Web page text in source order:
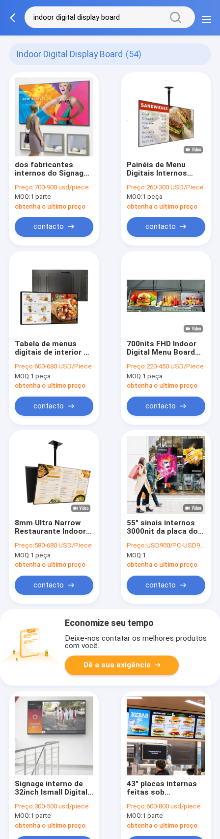
Indoor Digital Display Board (54)
dos fabricantes
internos do Signage
interna da indicação
digital Digitas
Preço:700-900 usd/piece
MOQ:1 parte
obtenha o ultimo preço
contacto
Painéis de Menu
Digitais Internos
de 32 polegadas
700nit Fengshi para
Restaurantes
Preço:260-300 USD/Piece
MOQ:1 peça
obtenha o ultimo preço
contacto
Tabela de menus
digitais de interior de
Cd/M2 Brilho Design
Slim
Preço:600-680 USD/Piece
MOQ:1 peça
obtenha o ultimo preço
contacto
700nits FHD Indoor
Digital Menu Board
fast food
Preço:220-450 USD/Piece
MOQ:1 peça
obtenha o ultimo preço
contacto
8mm Ultra Narrow
Restaurante Indoor
para publicidade de
fast food
Preço:580-680 USD/Piece
MOQ:1 peça
obtenha o ultimo preço
contacto
55" sinais internos
3000nit da placa do
tela interna do
Signage de Digitas
Preço:USD900/PC-USD980/PC
MOQ:1
obtenha o ultimo preço
contacto
Economize seu tempo
Deixe-nos contatar os melhores produtos
com você.
Dê a sua exigência
Signage interno de
32inch Ismall Digital
internas da indicação
digital
Preço:300-500 usd/piece
MOQ:1 parte
obtenha o ultimo preço
43" placas internas
feitas sob
de Digitas indicam o
alimento do
restaurante de FHD
Lcd
Preço:600-800 usd/piece
MOQ:1 parte
obtenha o ultimo preço